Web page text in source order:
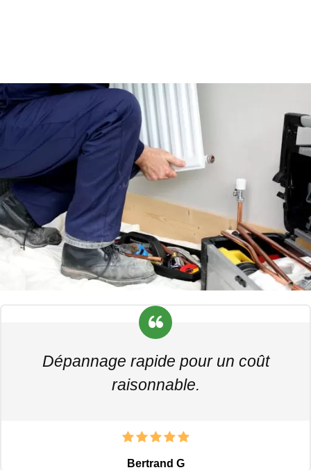
Dépannage rapide pour un coût
raisonnable.
Bertrand G